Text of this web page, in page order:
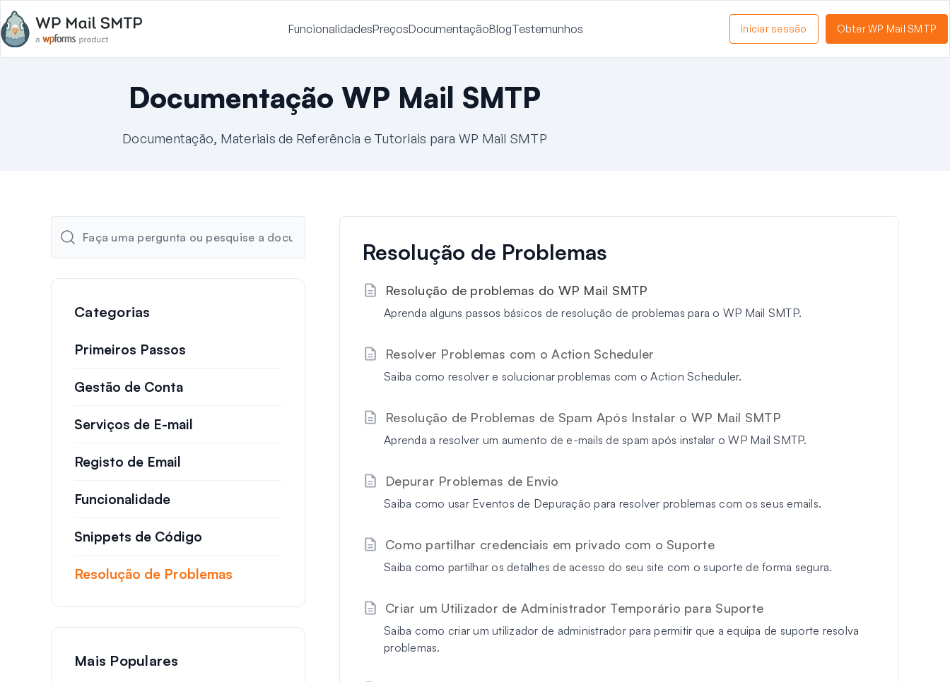
FuncionalidadesPreçosDocumentaçãoBlogTestemunhos Iniciar sessão Obter WP Mail SMTP
Documentação WP Mail SMTP
Documentação, Materiais de Referência e Tutoriais para WP Mail SMTP
Resolução de Problemas
Resolução de problemas do WP Mail SMTP
Aprenda alguns passos básicos de resolução de problemas para o WP Mail SMTP.
Resolver Problemas com o Action Scheduler
Saiba como resolver e solucionar problemas com o Action Scheduler.
Resolução de Problemas de Spam Após Instalar o WP Mail SMTP
Aprenda a resolver um aumento de e-mails de spam após instalar o WP Mail SMTP.
Depurar Problemas de Envio
Saiba como usar Eventos de Depuração para resolver problemas com os seus emails.
Como partilhar credenciais em privado com o Suporte
Saiba como partilhar os detalhes de acesso do seu site com o suporte de forma segura.
Criar um Utilizador de Administrador Temporário para Suporte
Saiba como criar um utilizador de administrador para permitir que a equipa de suporte resolva
problemas.
Categorias
Primeiros Passos
Gestão de Conta
Serviços de E-mail
Registo de Email
Funcionalidade
Snippets de Código
Resolução de Problemas
Mais Populares